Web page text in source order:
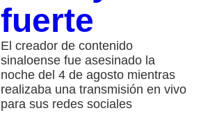
fuerte
El creador de contenido
sinaloense fue asesinado la
noche del 4 de agosto mientras
realizaba una transmisión en vivo
para sus redes sociales